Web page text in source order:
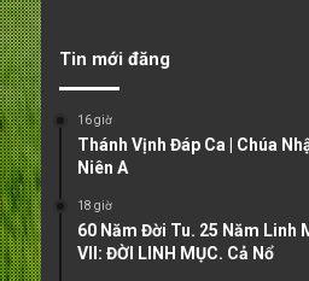
Tin mới đăng
16 giờ
Thánh Vịnh Đáp Ca | Chúa
Niên A
18 giờ
60 Năm Đời Tu. 25 Năm Linh
VII: ĐỜI LINH MỤC. Cả Nổ